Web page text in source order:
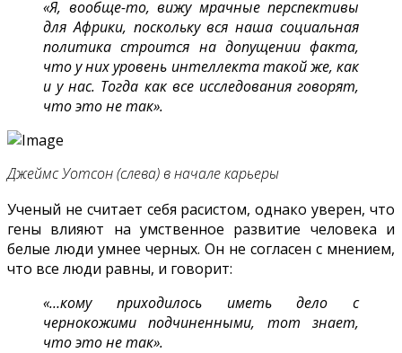
«Я, вообще-то, вижу мрачные перспективы
для Африки, поскольку вся наша социальная
политика строится на допущении факта,
что у них уровень интеллекта такой же, как
и у нас. Тогда как все исследования говорят,
что это не так».
Джеймс Уотсон (слева) в начале карьеры
Ученый не считает себя расистом, однако уверен, что
гены влияют на умственное развитие человека и
белые люди умнее черных. Он не согласен с мнением,
что все люди равны, и говорит:
«…кому приходилось иметь дело с
чернокожими подчиненными, тот знает,
что это не так».